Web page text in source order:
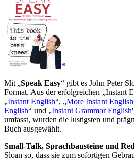
Mit „Speak Easy“ gibt es John Peter
Format. Aus der erfolgreichen „Instant
„Instant English“, „More Instant English
English“ und „Instant Grammar English
umfasst, wurden die lustigsten und
Buch ausgewählt.
Small-Talk, Sprachbausteine und
Sloan so, dass sie zum sofortigen